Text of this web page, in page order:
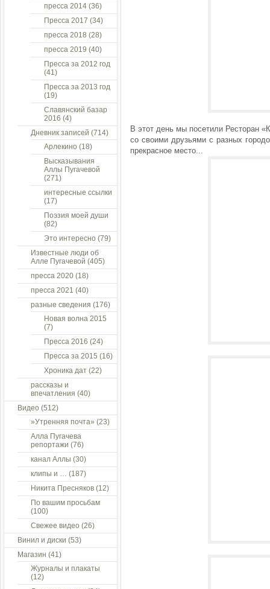
В этот день мы посетили Ресторан
со своими друзьями с разных
прекрасное место...
пресса 2014 (36)
Пресса 2017 (34)
пресса 2018 (28)
пресса 2019 (40)
Пресса за 2012 год
(41)
Пресса за 2013 год
(19)
Славянский базар
2016 (4)
Дневник записей (714)
Арлекино (18)
Высказывания
Аллы Пугачевой
(271)
интересные ссылки
(17)
Поэзия моей души
(82)
Это интересно (79)
Известные люди об
Алле Пугачевой (405)
пресса 2020 (18)
пресса 2021 (40)
разные сведения (176)
Новая волна 2015
(7)
Пресса 2016 (24)
Пресса за 2015 (16)
Хроника дат (22)
рассказы и
впечатления (40)
Видео (512)
»Утренняя почта» (23)
Алла Пугачева
репортажи (76)
канал Аллы (30)
клипы и … (187)
Никита Пресняков (12)
По вашим просьбам
(100)
Свежее видео (26)
Винил и диски (53)
Магазин (41)
Журналы и плакаты
(12)